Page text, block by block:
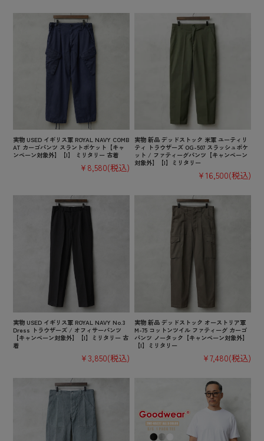
実物 USED イギリス軍 ROYAL NAVY COMB
AT カーゴパンツ スラントポケット【キャ
ンペーン対象外】【I】 ミリタリー 古着
¥8,580(税込)
実物 新品 デッドストック 米軍 ユーティリ
ティ トラウザーズ OG-507 スラッシュポケ
ット / ファティーグパンツ【キャンペーン
対象外】【I】ミリタリー
¥16,500(税込)
実物 USED イギリス軍 ROYAL NAVY No.3
Dress トラウザーズ / オフィサーパンツ
【キャンペーン対象外】【I】ミリタリー 古
着
¥3,850(税込)
実物 新品 デッドストック オーストリア軍
M-75 コットンツイル ファティーグ カーゴ
パンツ ノータック【キャンペーン対象外】
【I】ミリタリー
¥7,480(税込)